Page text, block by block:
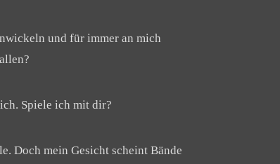
und für immer an mich
Spiele ich mit dir?
Doch mein Gesicht scheint Bände